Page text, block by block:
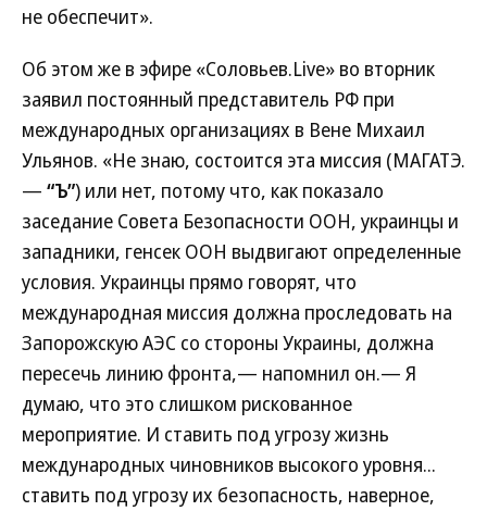
не обеспечит».
Об этом же в эфире «Соловьев.Live» во вторник
заявил постоянный представитель РФ при
международных организациях в Вене Михаил
Ульянов. «Не знаю, состоится эта миссия (МАГАТЭ.
— “Ъ”) или нет, потому что, как показало
заседание Совета Безопасности ООН, украинцы и
западники, генсек ООН выдвигают определенные
условия. Украинцы прямо говорят, что
международная миссия должна проследовать на
Запорожскую АЭС со стороны Украины, должна
пересечь линию фронта,— напомнил он.— Я
думаю, что это слишком рискованное
мероприятие. И ставить под угрозу жизнь
международных чиновников высокого уровня...
ставить под угрозу их безопасность, наверное,